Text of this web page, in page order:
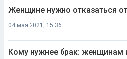
Женщине нужно отказаться
04 мая 2021, 15:36
Кому нужнее брак: женщинам